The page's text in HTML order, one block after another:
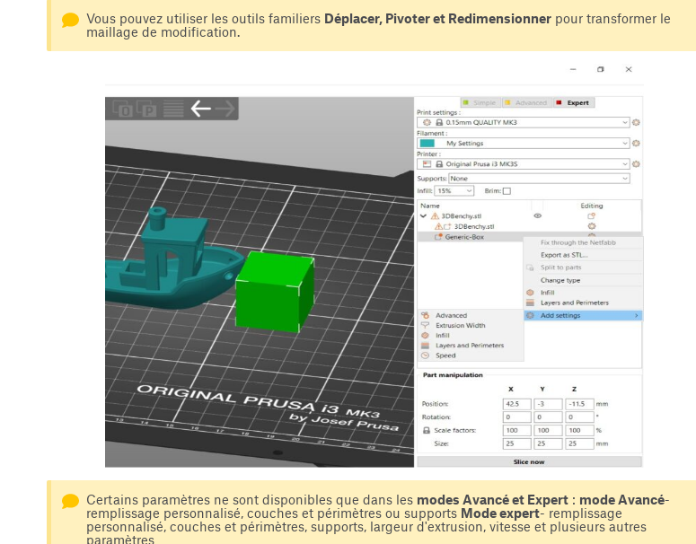
Vous pouvez utiliser les outils familiers Déplacer, Pivoter et Redimensionnerpour transformer le
maillage de modification.
Certains paramètres ne sont disponibles que dans les modes Avancé et Expert: mode Avancé-
remplissage personnalisé, couches et périmètres ou supports Mode expert- remplissage
personnalisé, couches et périmètres, supports, largeur d'extrusion, vitesse et plusieurs autres
paramètres